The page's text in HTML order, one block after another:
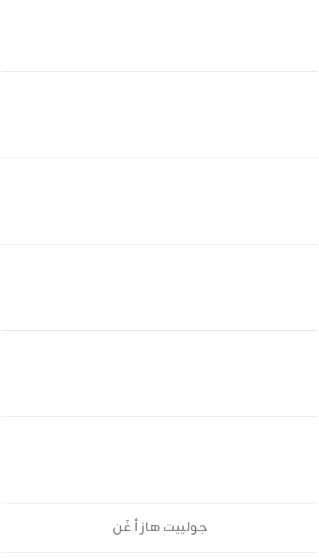
جولييت هاز أ غَن